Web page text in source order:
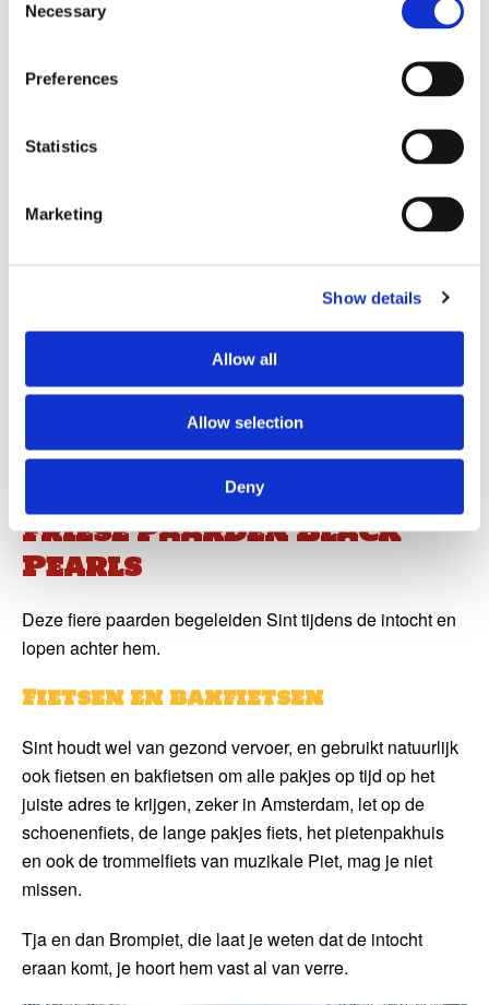
Necessary
Preferences
Statistics
Marketing
Show details
Allow all
Allow selection
Deny
Brandweer
de klassieke DAF-autospuit , de brandweermotorfiets en
terreinkarretjes Gator, want geen kinderfeest is compleet
zonder brandweermannen en vrouwen.
Friese paarden Black
Pearls
Deze fiere paarden begeleiden Sint tijdens de intocht en
lopen achter hem.
Fietsen en bakfietsen
Sint houdt wel van gezond vervoer, en gebruikt natuurlijk
ook fietsen en bakfietsen om alle pakjes op tijd op het
juiste adres te krijgen, zeker in Amsterdam, let op de
schoenenfiets, de lange pakjes fiets, het pietenpakhuis
en ook de trommelfiets van muzikale Piet, mag je niet
missen.
Tja en dan Brompiet, die laat je weten dat de intocht
eraan komt, je hoort hem vast al van verre.